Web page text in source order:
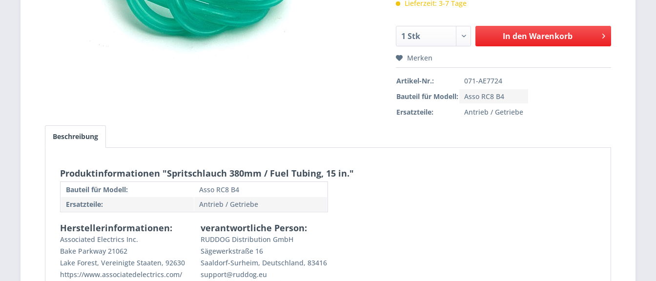
Lieferzeit: 3-7 Tage
In den Warenkorb
Merken
Artikel-Nr.:
071-AE7724
Bauteil für Modell:
Asso RC8 B4
Ersatzteile:
Antrieb / Getriebe
Beschreibung
Produktinformationen "Spritschlauch 380mm / Fuel Tubing, 15 in."
Bauteil für Modell:
Asso RC8 B4
Ersatzteile:
Antrieb / Getriebe
Herstellerinformationen:
Associated Electrics Inc.
Bake Parkway 21062
Lake Forest, Vereinigte Staaten, 92630
https://www.associatedelectrics.com/
verantwortliche Person:
RUDDOG Distribution GmbH
Sägewerkstraße 16
Saaldorf-Surheim, Deutschland, 83416
support@ruddog.eu